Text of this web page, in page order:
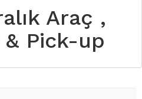
Araç ,
& Pick-up